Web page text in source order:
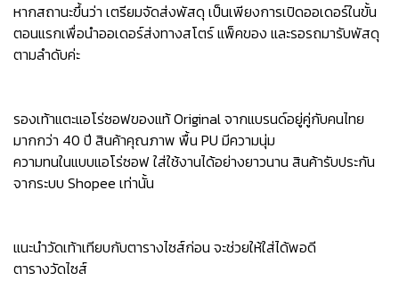
หากสถานะขึ้นว่า เตรียมจัดส่งพัสดุ เป็นเพียงการเปิดออเดอร์ในขั้น
ตอนแรกเพื่อนำออเดอร์ส่งทางสโตร์ แพ็คของ และรอรถมารับพัสดุ
ตามลำดับค่ะ
รองเท้าแตะแอโร่ซอฟของแท้ Original จากแบรนด์อยู่คู่กับคนไทย
มากกว่า 40 ปี สินค้าคุณภาพ พื้น PU มีความนุ่ม
ความทนในแบบแอโร่ซอฟ ใส่ใช้งานได้อย่างยาวนาน สินค้ารับประกัน
จากระบบ Shopee เท่านั้น
แนะนำวัดเท้าเทียบกับตารางไซส์ก่อน จะช่วยให้ใส่ได้พอดี
ตารางวัดไซส์